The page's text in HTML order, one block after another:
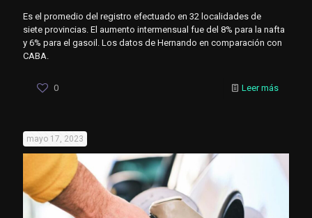
Es el promedio del registro efectuado en 32 localidades de
siete provincias. El aumento intermensual fue del 8% para la nafta
y 6% para el gasoil. Los datos de Hernando en comparación con
CABA.
0 Leer más
mayo 17, 2023